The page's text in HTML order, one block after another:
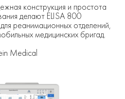
конструкция и простота
делают ELISA 800
реанимационных отделений,
медицинских бригад.
Medical